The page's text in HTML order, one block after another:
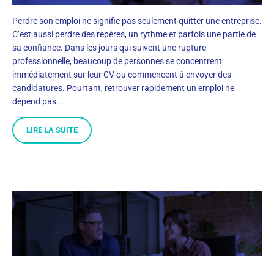
Perdre son emploi ne signifie pas seulement quitter une entreprise.
C’est aussi perdre des repères, un rythme et parfois une partie de
sa confiance. Dans les jours qui suivent une rupture
professionnelle, beaucoup de personnes se concentrent
immédiatement sur leur CV ou commencent à envoyer des
candidatures. Pourtant, retrouver rapidement un emploi ne
dépend pas…
LIRE LA SUITE